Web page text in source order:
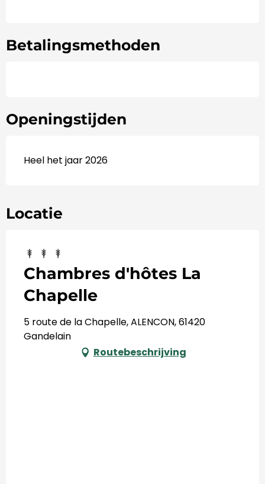
Betalingsmethoden
Openingstijden
Heel het jaar 2026
Locatie
Chambres d'hôtes La
Chapelle
5 route de la Chapelle, ALENCON, 61420
Gandelain
Routebeschrijving